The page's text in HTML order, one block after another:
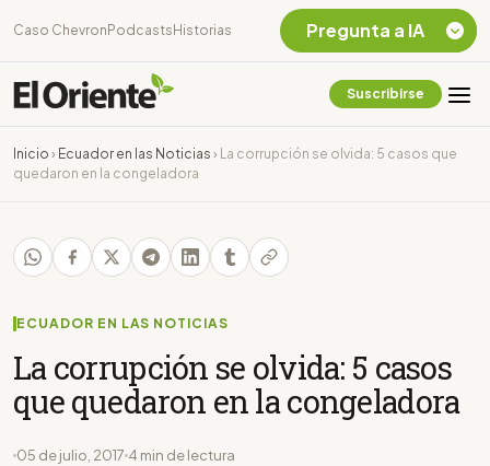
Caso Chevron Podcasts Historias
Suscribirse
Inicio › Ecuador en las Noticias ›
La corrupción se olvida: 5 casos que
quedaron en la congeladora
ECUADOR EN LAS NOTICIAS
La corrupción se olvida: 5 casos
que quedaron en la congeladora
05 de julio, 2017 4 min de lectura
Pregunta a IA
Chevron Ecuador